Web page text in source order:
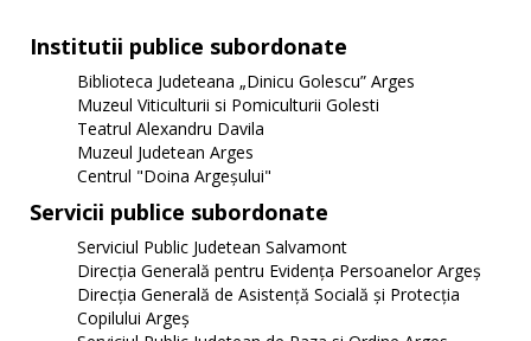
Institutii publice subordonate
Biblioteca Judeteana „Dinicu Golescu” Arges
Muzeul Viticulturii si Pomiculturii Golesti
Teatrul Alexandru Davila
Muzeul Judetean Arges
Centrul "Doina Argeșului"
Servicii publice subordonate
Serviciul Public Judetean Salvamont
Direcţia Generală pentru Evidenţa Persoanelor Argeş
Direcţia Generală de Asistenţă Socială şi Protecţia
Copilului Argeş